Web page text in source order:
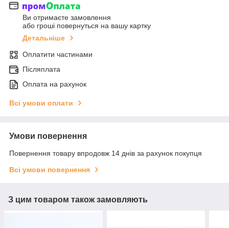
Ви отримаєте замовлення
або гроші повернуться на вашу картку
Детальніше
Оплатити частинами
Післяплата
Оплата на рахунок
Всі умови оплати
Умови повернення
Повернення товару впродовж 14 днів за рахунок покупця
Всі умови повернення
З цим товаром також замовляють